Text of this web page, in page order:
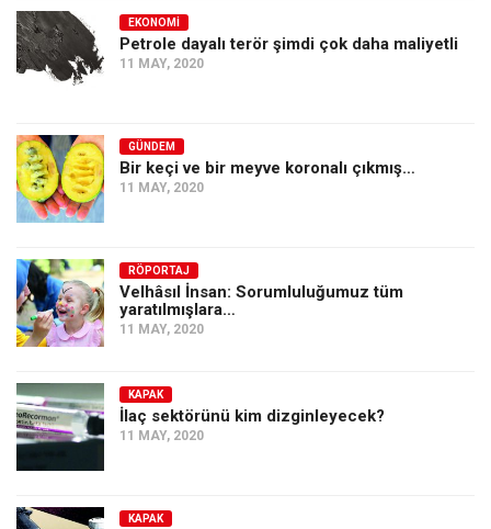
EKONOMI
Petrole dayalı terör şimdi çok daha maliyetli
11 MAY, 2020
GÜNDEM
Bir keçi ve bir meyve koronalı çıkmış…
11 MAY, 2020
RÖPORTAJ
Velhâsıl İnsan: Sorumluluğumuz tüm
yaratılmışlara…
11 MAY, 2020
KAPAK
İlaç sektörünü kim dizginleyecek?
11 MAY, 2020
KAPAK